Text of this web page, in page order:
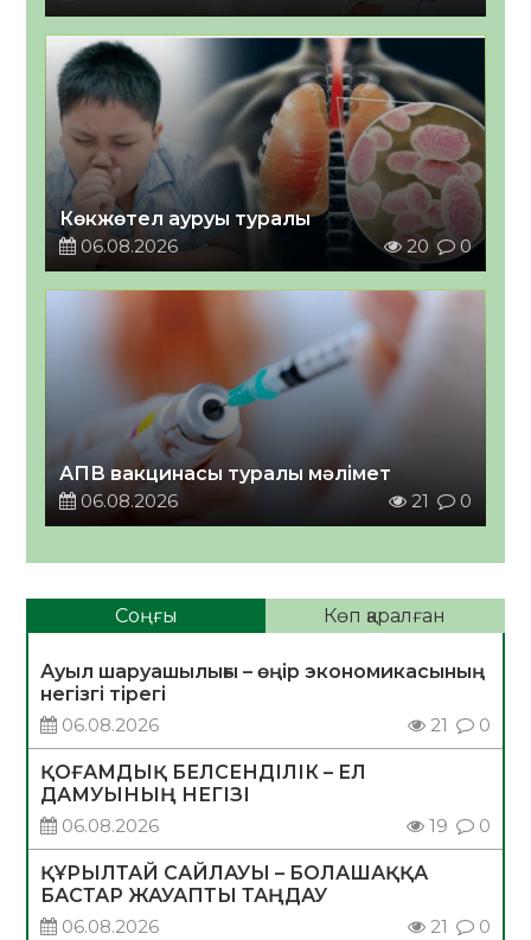
Көкжөтел ауруы туралы
06.08.2026
20 0
АПВ вакцинасы туралы мәлімет
06.08.2026
21 0
Соңғы Көп қаралған
Ауыл шаруашылығы – өңір экономикасының
негізгі тірегі
06.08.2026
21 0
ҚОҒАМДЫҚ БЕЛСЕНДІЛІК – ЕЛ
ДАМУЫНЫҢ НЕГІЗІ
06.08.2026
19 0
ҚҰРЫЛТАЙ САЙЛАУЫ – БОЛАШАҚҚА
БАСТАР ЖАУАПТЫ ТАҢДАУ
06.08.2026
21 0